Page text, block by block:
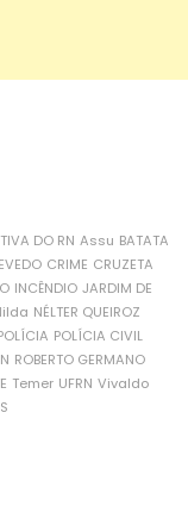
DO RN Assu BATATA
CRIME CRUZETA
INCÊNDIO JARDIM DE
NÉLTER QUEIROZ
POLÍCIA CIVIL
ROBERTO GERMANO
Temer UFRN Vivaldo